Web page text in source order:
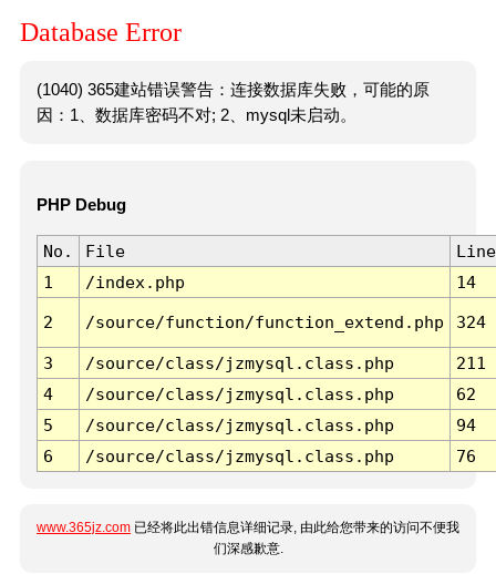
Database Error
(1040) 365建站错误警告：连接数据库失败，可能的原
因：1、数据库密码不对; 2、mysql未启动。
PHP Debug
No. File
Line
1
/index.php 14
2 /source/function/function_extend.php 324
3 /source/class/jzmysql.class.php
211
4
/source/class/jzmysql.class.php
62
5
/source/class/jzmysql.class.php
94
6
/source/class/jzmysql.class.php 76
www.365jz.com 已经将此出错信息详细记录, 由此给您带来的访问不便我
们深感歉意.